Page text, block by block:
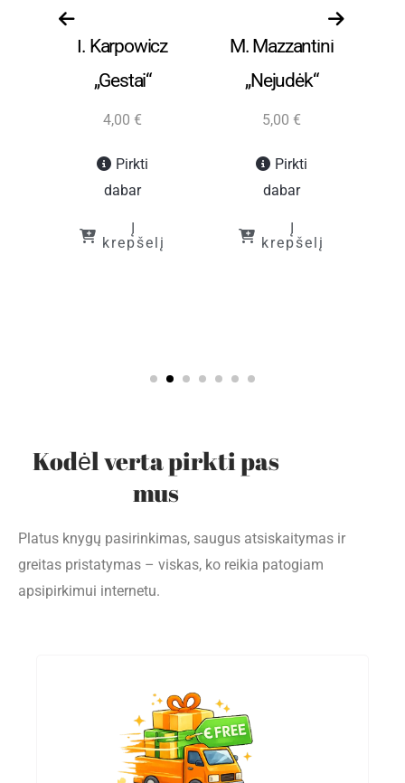
Grožinė literatūra
I. Karpowicz
„Gestai“
4,00 €
Pirkti
dabar
Į
krepšelį
Grožinė literatūra
M. Mazzantini
„Nejudėk“
5,00 €
Pirkti
dabar
Į
krepšelį
Kodėl verta pirkti pas
mus
Platus knygų pasirinkimas, saugus atsiskaitymas ir
greitas pristatymas – viskas, ko reikia patogiam
apsipirkimui internetu.